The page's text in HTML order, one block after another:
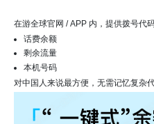
在游全球官网 / APP 内，提供拨号代
话费余额
剩余流量
本机号码
对中国人来说最方便，无需记忆复杂